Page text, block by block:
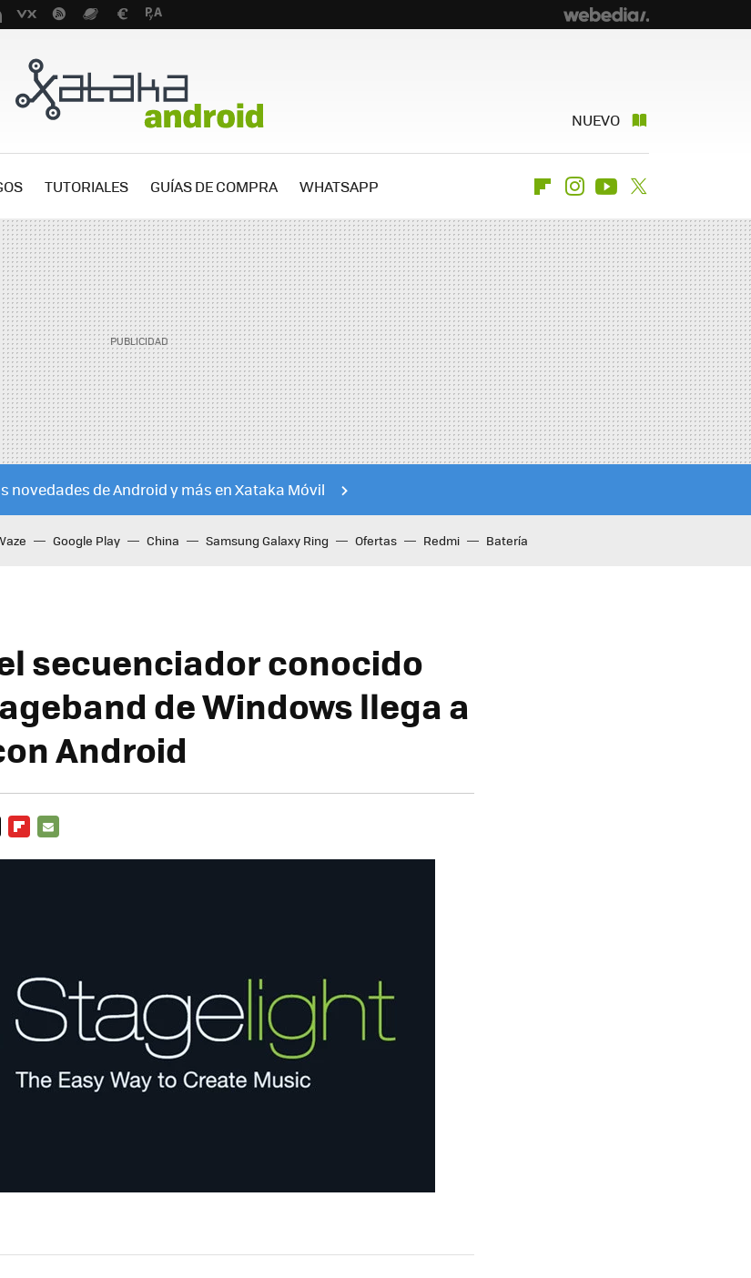
NUEVO
TUTORIALES GUÍAS DE COMPRA WHATSAPP FlipboardInstagramYoutube
novedades de Android y más en Xataka Móvil
Google Play China Samsung Galaxy Ring Ofertas Redmi Batería
secuenciador conocido
de Windows llega a
Android